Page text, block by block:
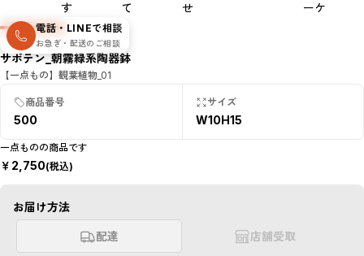
す
て
せ
ーケ
SOLD
OUT
数量限定・売
切れ
サボテン_朝霧緑系陶器鉢
【一点もの】観葉植物_01
商品番号
500
サイズ
W10H15
一点ものの商品です
￥ 2,750(税込)
お届け方法
配達 店舗受取
電話・LINEで相談
お急ぎ・配送のご相談